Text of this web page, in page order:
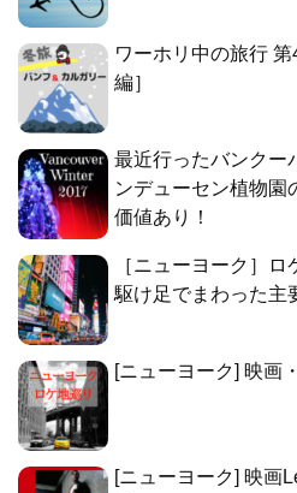
ワーホリ中の旅行
編］
最近行ったバンクー
ンデューセン植物園
価値あり！
［ニューヨーク］
駆け足でまわった主
[ニューヨーク] 映画
[ニューヨーク] 映画